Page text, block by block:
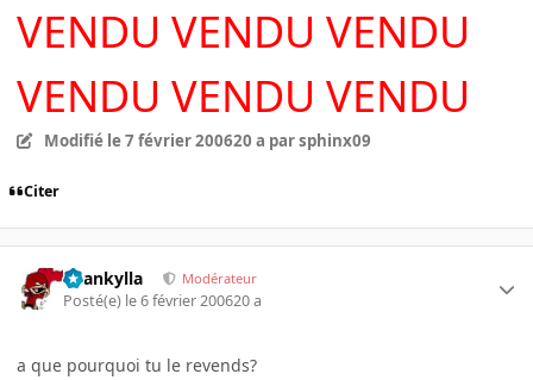
VENDU VENDU VENDU
VENDU VENDU VENDU
Modifié le 7 février 200620 a par sphinx09
Citer
beankylla Modérateur
Posté(e) le 6 février 200620 a
a que pourquoi tu le revends?